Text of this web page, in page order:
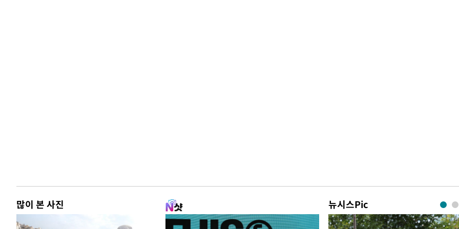
많이 본 사진 뉴시스Pic